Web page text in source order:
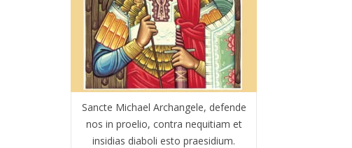
Sancte Michael Archangele, defende
nos in proelio, contra nequitiam et
insidias diaboli esto praesidium.